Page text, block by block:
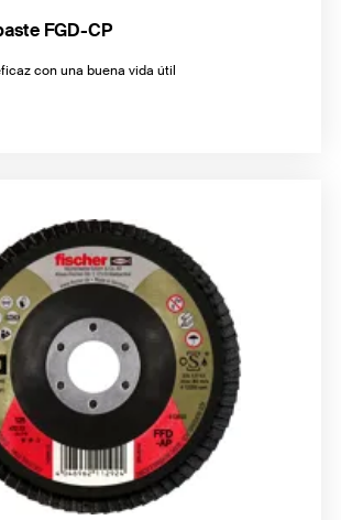
FGD-CP
con una buena vida útil